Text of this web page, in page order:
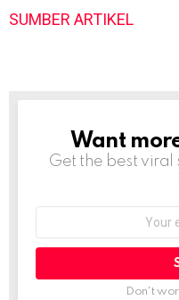
SUMBER ARTIKEL
NEWSLETTER
Want
Get the best viral
Don't